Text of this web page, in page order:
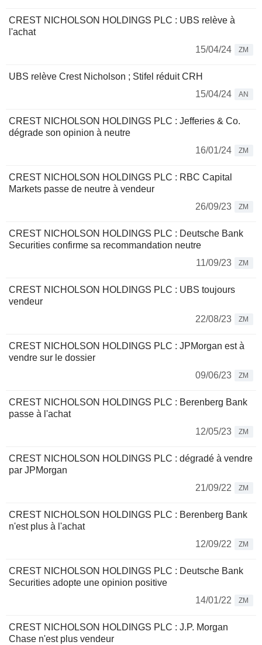
CREST NICHOLSON HOLDINGS PLC : UBS relève à
l'achat
15/04/24
ZM
UBS relève Crest Nicholson ; Stifel réduit CRH
15/04/24
AN
CREST NICHOLSON HOLDINGS PLC : Jefferies & Co.
dégrade son opinion à neutre
16/01/24
ZM
CREST NICHOLSON HOLDINGS PLC : RBC Capital
Markets passe de neutre à vendeur
26/09/23
ZM
CREST NICHOLSON HOLDINGS PLC : Deutsche Bank
Securities confirme sa recommandation neutre
11/09/23
ZM
CREST NICHOLSON HOLDINGS PLC : UBS toujours
vendeur
22/08/23
ZM
CREST NICHOLSON HOLDINGS PLC : JPMorgan est à
vendre sur le dossier
09/06/23
ZM
CREST NICHOLSON HOLDINGS PLC : Berenberg Bank
passe à l'achat
12/05/23
ZM
CREST NICHOLSON HOLDINGS PLC : dégradé à vendre
par JPMorgan
21/09/22
ZM
CREST NICHOLSON HOLDINGS PLC : Berenberg Bank
n'est plus à l'achat
12/09/22
ZM
CREST NICHOLSON HOLDINGS PLC : Deutsche Bank
Securities adopte une opinion positive
14/01/22
ZM
CREST NICHOLSON HOLDINGS PLC : J.P. Morgan
Chase n'est plus vendeur